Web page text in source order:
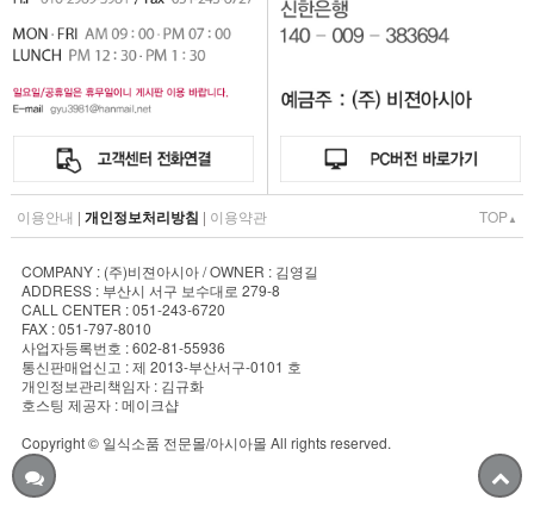
이용안내 | 개인정보처리방침 | 이용약관 TOP▲
COMPANY : (주)비젼아시아 / OWNER : 김영길
ADDRESS : 부산시 서구 보수대로 279-8
CALL CENTER : 051-243-6720
FAX : 051-797-8010
사업자등록번호 : 602-81-55936
통신판매업신고 : 제 2013-부산서구-0101 호
개인정보관리책임자 : 김규화
호스팅 제공자 : 메이크샵
Copyright © 일식소품 전문몰/아시아몰 All rights reserved.